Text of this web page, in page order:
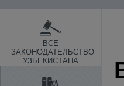
ВСЕ
ЗАКОНОДАТЕЛЬСТВО
УЗБЕКИСТАНА